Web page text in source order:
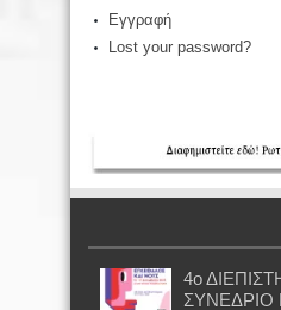
Εγγραφή
Lost your password?
4ο
ΣΥΝΕΔΡΙΟ